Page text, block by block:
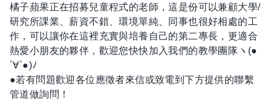
橘子蘋果正在招募兒童程式的老師，這是份可以兼顧大學/
研究所課業、薪資不錯、環境單純、同事也很好相處的工
作，可以讓你在這裡充實與培養自己的第二專長，更適合
熱愛小朋友的夥伴，歡迎您快快加入我們的教學團隊ヽ(●
´∀`●)ﾉ
●若有問題歡迎各位應徵者來信或致電到下方提供的聯繫
管道做詢問！